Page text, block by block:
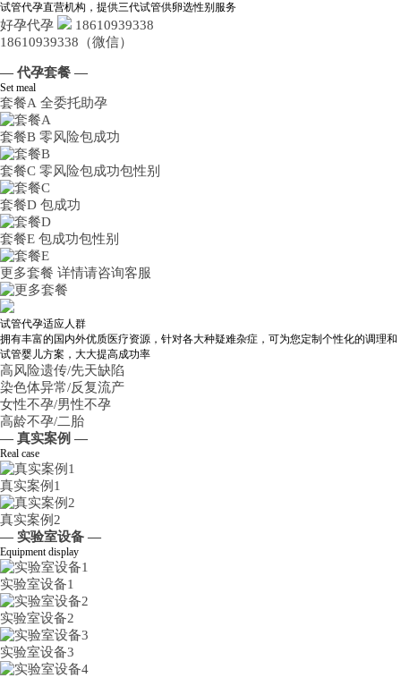
试管代孕直营机构，提供三代试管供卵选性别服务
好孕代孕
18610939338
18610939338（微信）
— 代孕套餐 —
Set meal
套餐A 全委托助孕
套餐B 零风险包成功
套餐C 零风险包成功包性别
套餐D 包成功
套餐E 包成功包性别
更多套餐 详情请咨询客服
试管代孕适应人群
拥有丰富的国内外优质医疗资源，针对各大种疑难杂症，可为您定制个性化的调理和
试管婴儿方案，大大提高成功率
高风险遗传/先天缺陷
染色体异常/反复流产
女性不孕/男性不孕
高龄不孕/二胎
— 真实案例 —
Real case
真实案例1
真实案例2
— 实验室设备 —
Equipment display
实验室设备1
实验室设备2
实验室设备3